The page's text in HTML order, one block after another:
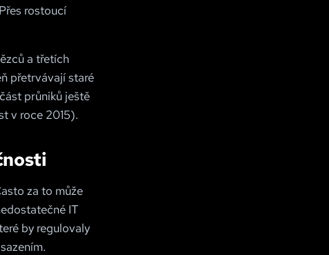
rostoucí
a třetích
přetrvávají staré
průniků ještě
v roce 2015).
za to může
IT
by regulovaly